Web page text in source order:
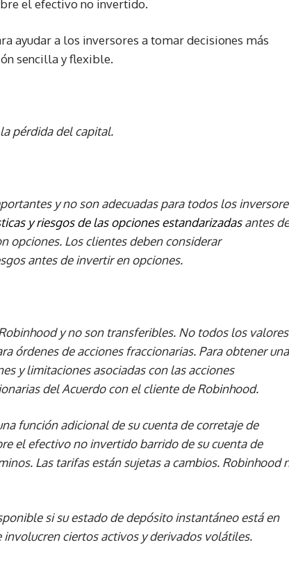
el efectivo no invertido.
ayudar a los inversores a tomar decisiones más
sencilla y flexible.
pérdida del capital.
y no son adecuadas para todos los
y riesgos de las opciones estandarizadasantes de
opciones. Los clientes deben considerar
antes de invertir en opciones.
y no son transferibles. No todos los valores
órdenes de acciones fraccionarias. Para obtener una
y limitaciones asociadas con las acciones
del Acuerdo con el cliente de Robinhood.
función adicional de su cuenta de corretaje de
el efectivo no invertido barrido de su cuenta de
Las tarifas están sujetas a cambios. Robinhood
si su estado de depósito instantáneo está en
ciertos activos y derivados volátiles.